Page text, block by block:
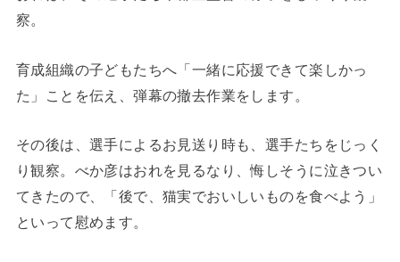
察。
育成組織の子どもたちへ「一緒に応援できて楽しかっ
た」ことを伝え、弾幕の撤去作業をします。
その後は、選手によるお見送り時も、選手たちをじっく
り観察。べか彦はおれを見るなり、悔しそうに泣きつい
てきたので、「後で、猫実でおいしいものを食べよう」
といって慰めます。